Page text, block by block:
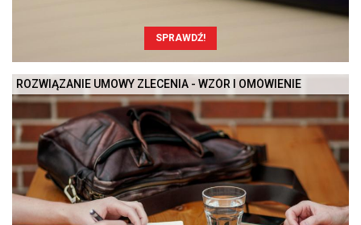
SPRAWDŹ!
ROZWIĄZANIE UMOWY ZLECENIA - WZÓR I OMÓWIENIE